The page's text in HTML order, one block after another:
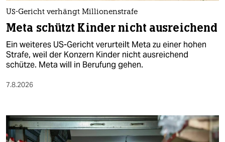
verlag
verlag
veranstaltungen
shop
unterstützen
US-Gericht verhängt Millionenstrafe
Meta schützt Kinder nicht ausreichend
Ein weiteres US-Gericht verurteilt Meta zu einer hohen
Strafe, weil der Konzern Kinder nicht ausreichend
schütze. Meta will in Berufung gehen.
7.8.2026